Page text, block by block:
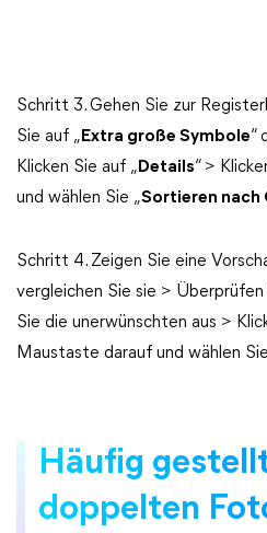
Schritt 3. Gehen Sie zur
Sie auf „ Extra große Symbole“
Klicken Sie auf „ Details“ >
und wählen Sie „Sortieren nach
Schritt 4. Zeigen Sie eine
vergleichen Sie sie >
Sie die unerwünschten aus >
Maustaste darauf und wählen
Häufig
doppelten